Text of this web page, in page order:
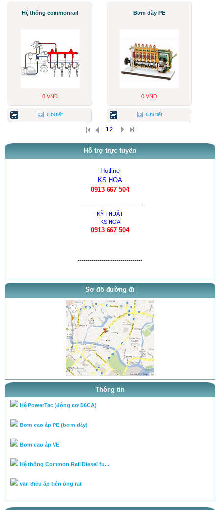
Hệ thống commonrail
0 VNĐ
Chi tiết
Bơm dãy PE
0 VNĐ
Chi tiết
1 2
Hỗ trợ trực tuyến
Hotline
KS HOA
0913 667 504
---------------------------------
KỸ THUẬT
KS HOA
0913 667 504
---------------------------------
Sơ đồ đường đi
Thông tin
thông báo khai trương
tra ty, béc của bơm theo tai l...
tra ty, béc của bơm theo tai l...
cân lưu lượng bơm theo tài liệ...
Chuyên cân chỉnh bơm béc theo...
Hệ PowerTec (động cơ D6CA)